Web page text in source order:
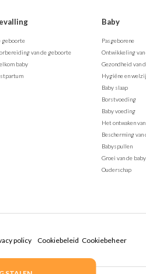
geboorte
van de geboorte
baby
Baby
Pasgeborene
Ontwikkeling van
Gezondheid van
Hygiëne en
Baby slaap
Borstvoeding
Baby voeding
Het ontwaken
Bescherming van
Babyspullen
Groei van de baby
Ouderschap
policy Cookiebeleid Cookiebeheer